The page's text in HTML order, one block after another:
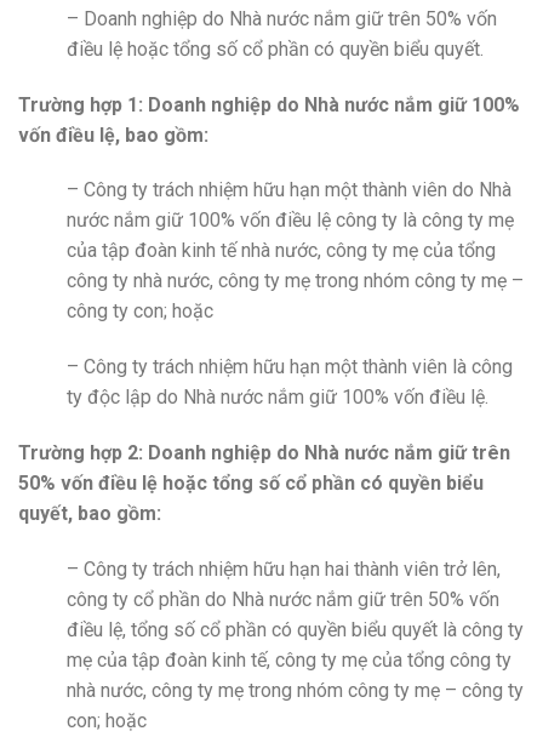
– Doanh nghiệp do Nhà nước nắm giữ trên 50% vốn
điều lệ hoặc tổng số cổ phần có quyền biểu quyết.
Trường hợp 1: Doanh nghiệp do Nhà nước nắm giữ 100%
vốn điều lệ, bao gồm:
– Công ty trách nhiệm hữu hạn một thành viên do Nhà
nước nắm giữ 100% vốn điều lệ công ty là công ty mẹ
của tập đoàn kinh tế nhà nước, công ty mẹ của tổng
công ty nhà nước, công ty mẹ trong nhóm công ty mẹ –
công ty con; hoặc
– Công ty trách nhiệm hữu hạn một thành viên là công
ty độc lập do Nhà nước nắm giữ 100% vốn điều lệ.
Trường hợp 2: Doanh nghiệp do Nhà nước nắm giữ trên
50% vốn điều lệ hoặc tổng số cổ phần có quyền biểu
quyết, bao gồm:
– Công ty trách nhiệm hữu hạn hai thành viên trở lên,
công ty cổ phần do Nhà nước nắm giữ trên 50% vốn
điều lệ, tổng số cổ phần có quyền biểu quyết là công ty
mẹ của tập đoàn kinh tế, công ty mẹ của tổng công ty
nhà nước, công ty mẹ trong nhóm công ty mẹ – công ty
con; hoặc